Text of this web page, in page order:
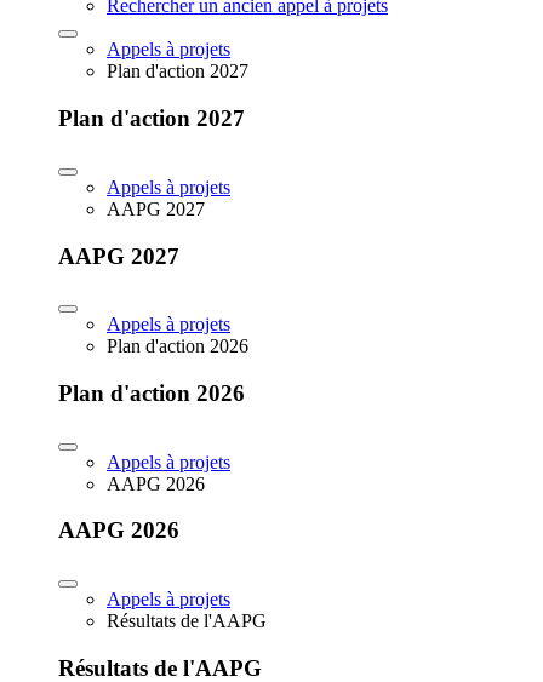
Rechercher un ancien appel à projets
Appels à projets
Plan d'action 2027
Plan d'action 2027
Appels à projets
AAPG 2027
AAPG 2027
Appels à projets
Plan d'action 2026
Plan d'action 2026
Appels à projets
AAPG 2026
AAPG 2026
Appels à projets
Résultats de l'AAPG
Résultats de l'AAPG